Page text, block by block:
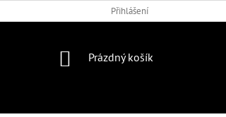
Přihlášení
NÁKUPNÍ
Prázdný košík